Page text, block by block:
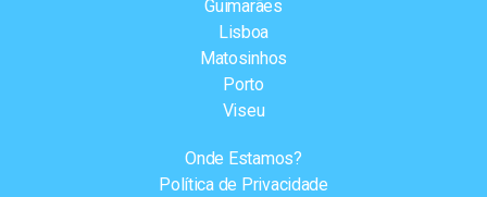
Guimarães
Lisboa
Matosinhos
Porto
Viseu
Onde Estamos?
Política de Privacidade